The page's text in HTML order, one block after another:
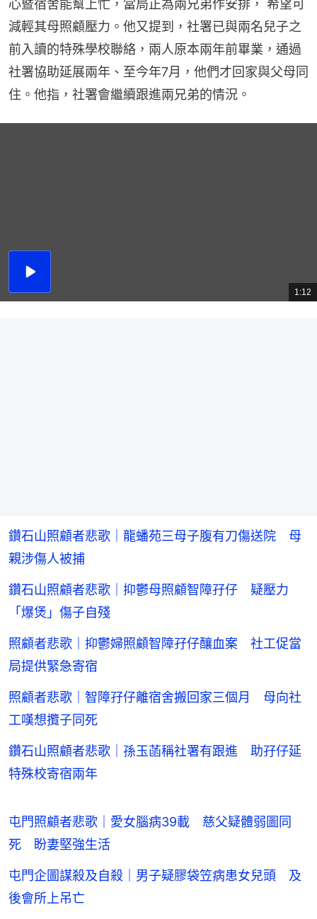
心暨宿舍能幫上忙，當局正為兩兄弟作安排， 希望可
減輕其母照顧壓力。他又提到，社署已與兩名兒子之
前入讀的特殊學校聯絡，兩人原本兩年前畢業，通過
社署協助延展兩年、至今年7月，他們才回家與父母同
住。他指，社署會繼續跟進兩兄弟的情況。
播
總
共
1:12
鑽石山照顧者悲歌｜龍蟠苑三母子腹有刀傷送院 母
親涉傷人被捕
鑽石山照顧者悲歌｜抑鬱母照顧智障孖仔 疑壓力
「爆煲」傷子自殘
照顧者悲歌｜抑鬱婦照顧智障孖仔釀血案 社工促當
局提供緊急寄宿
照顧者悲歌｜智障孖仔離宿舍搬回家三個月 母向社
工嘆想攬子同死
鑽石山照顧者悲歌｜孫玉菡稱社署有跟進 助孖仔延
特殊校寄宿兩年
屯門照顧者悲歌｜愛女腦病39載 慈父疑體弱圖同
死 盼妻堅強生活
屯門企圖謀殺及自殺｜男子疑膠袋笠病患女兒頭 及
後會所上吊亡